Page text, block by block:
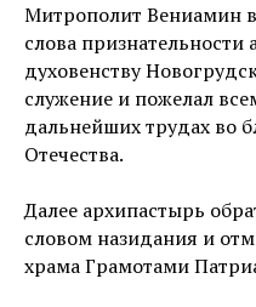
Митрополит Вениамин
слова
духовенству
служение и пожелал
дальнейших трудах во
Отечества.
Далее архипастырь
словом назидания и
храма Грамотами